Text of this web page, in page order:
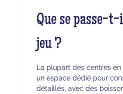
Que se passe-
jeu ?
La plupart des centres en
un espace dédié pour
détaillés, avec des